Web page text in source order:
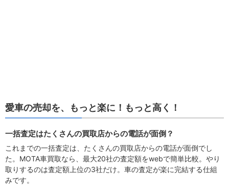
愛車の売却を、もっと楽に！もっと高く！
一括査定はたくさんの買取店からの電話が面倒？
これまでの一括査定は、たくさんの買取店からの電話が面倒でし
た。MOTA車買取なら、最大20社の査定額をwebで簡単比較。やり
取りするのは査定額上位の3社だけ。車の査定が楽に完結する仕組
みです。